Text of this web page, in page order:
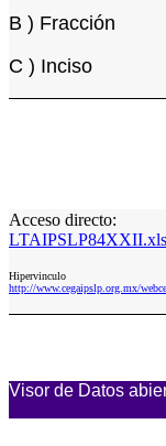
B ) Fracción
C ) Inciso
Acceso directo:
Hipervinculo
http://www.cegaipslp.org.mx/
Visor de Datos